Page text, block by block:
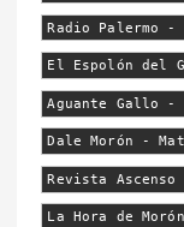
Radio Palermo -
El Espolón del
Aguante Gallo -
Dale Morón -
Revista
La Hora de